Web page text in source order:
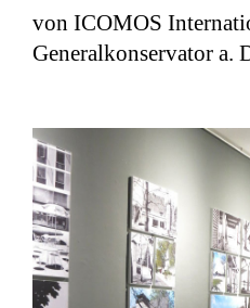
von ICOMOS
Generalkonservator a.